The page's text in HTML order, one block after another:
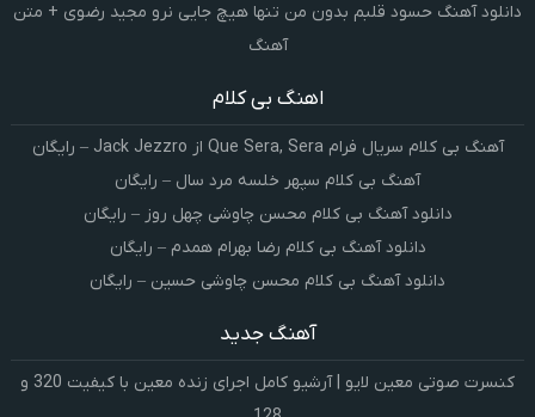
دانلود آهنگ حسود قلبم بدون من تنها هیچ جایی نرو مجید رضوی + متن
آهنگ
اهنگ بی کلام
آهنگ بی کلام سریال فرام Que Sera, Sera از Jack Jezzro – رایگان
آهنگ بی کلام سپهر خلسه مرد سال – رایگان
دانلود آهنگ بی کلام محسن چاوشی چهل روز – رایگان
دانلود آهنگ بی کلام رضا بهرام همدم – رایگان
دانلود آهنگ بی کلام محسن چاوشی حسین – رایگان
آهنگ جدید
کنسرت صوتی معین لایو | آرشیو کامل اجرای زنده معین با کیفیت 320 و